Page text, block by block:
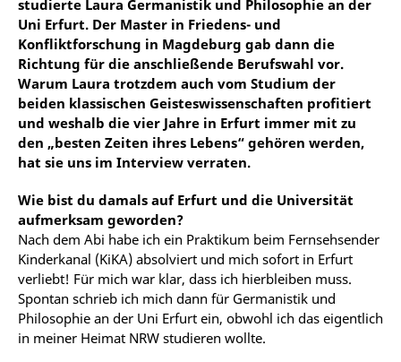
studierte Laura Germanistik und Philosophie an der
Uni Erfurt. Der Master in Friedens- und
Konfliktforschung in Magdeburg gab dann die
Richtung für die anschließende Berufswahl vor.
Warum Laura trotzdem auch vom Studium der
beiden klassischen Geisteswissenschaften profitiert
und weshalb die vier Jahre in Erfurt immer mit zu
den „besten Zeiten ihres Lebens“ gehören werden,
hat sie uns im Interview verraten.
Wie bist du damals auf Erfurt und die Universität
aufmerksam geworden?
Nach dem Abi habe ich ein Praktikum beim Fernsehsender
Kinderkanal (KiKA) absolviert und mich sofort in Erfurt
verliebt! Für mich war klar, dass ich hierbleiben muss.
Spontan schrieb ich mich dann für Germanistik und
Philosophie an der Uni Erfurt ein, obwohl ich das eigentlich
in meiner Heimat NRW studieren wollte.